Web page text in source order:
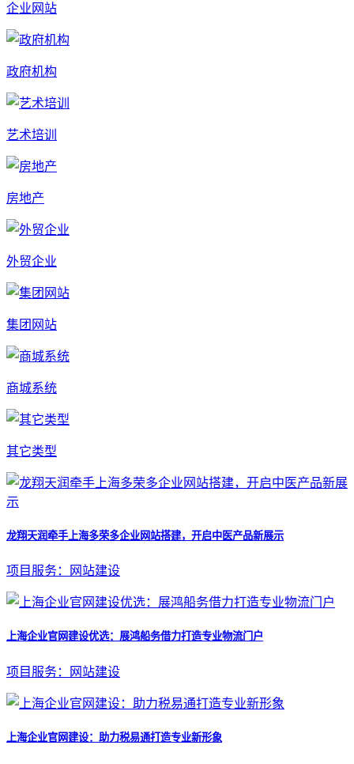
企业网站
政府机构
艺术培训
房地产
外贸企业
集团网站
商城系统
其它类型
龙翔天润牵手上海多荣多企业网站搭建，开启中医产品新展示
项目服务：网站建设
上海企业官网建设优选：展鸿船务借力打造专业物流门户
项目服务：网站建设
上海企业官网建设：助力税易通打造专业新形象